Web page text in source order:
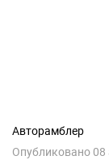
Авторамблер
Опубликовано 08